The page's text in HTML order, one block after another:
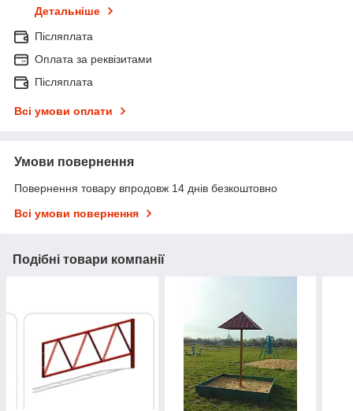
Детальніше
Післяплата
Оплата за реквізитами
Післяплата
Всі умови оплати
Умови повернення
Повернення товару впродовж 14 днів безкоштовно
Всі умови повернення
Подібні товари компанії